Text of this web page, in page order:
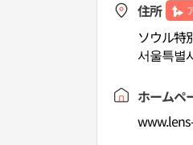
住所
ソウル特
서울특별
ホームペ